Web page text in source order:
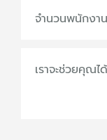
แพลตฟอร์มกา
เราจะช่วยคุณไ